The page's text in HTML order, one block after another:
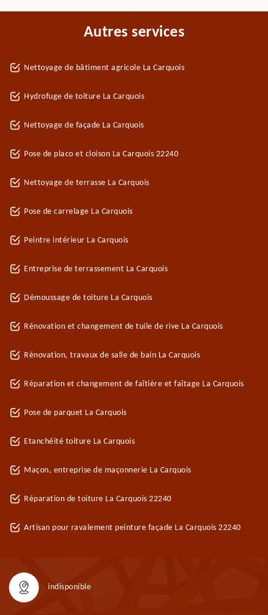
Autres services
Nettoyage de bâtiment agricole La Carquois
Hydrofuge de toiture La Carquois
Nettoyage de façade La Carquois
Pose de placo et cloison La Carquois 22240
Nettoyage de terrasse La Carquois
Pose de carrelage La Carquois
Peintre intérieur La Carquois
Entreprise de terrassement La Carquois
Démoussage de toiture La Carquois
Rénovation et changement de tuile de rive La Carquois
Rénovation, travaux de salle de bain La Carquois
Réparation et changement de faîtière et faîtage La Carquois
Pose de parquet La Carquois
Etanchéité toiture La Carquois
Maçon, entreprise de maçonnerie La Carquois
Réparation de toiture La Carquois 22240
Artisan pour ravalement peinture façade La Carquois 22240
indisponible